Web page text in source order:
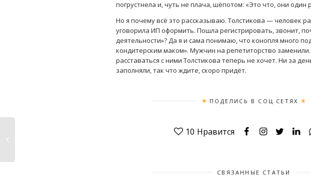
погрустнела и, чуть не плача, шёпотом: «Это что, они один
Но я почему всё это рассказываю. Толстикова — человек
уговорила ИП оформить. Пошла регистрировать, звонит,
деятельности»? Да я и сама понимаю, что конопля много
кондитерским маком». Мужчин на репетиторство
расставаться с ними Толстикова теперь не хочет. Ни за
заполняли, так что ждите, скоро придёт.
ПОДЕЛИСЬ В СОЦ СЕТЯХ
10 Нравится
СВЯЗАННЫЕ СТАТЬИ